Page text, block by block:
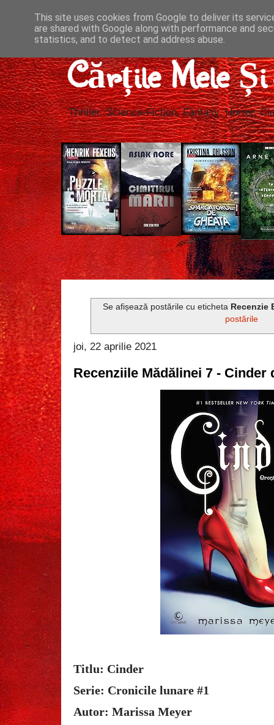
Cărțile Mele
Thriller, Science-Fiction, Fantasy, Horror,
Se afișează postările cu eticheta Recenzie
postările
joi, 22 aprilie 2021
Recenziile Mădălinei 7 - Cinder
Titlu: Cinder
Serie: Cronicile lunare #1
Autor: Marissa Meyer
This site uses cookies from Google to deliver its
are shared with Google along with performance and
statistics, and to detect and address abuse.